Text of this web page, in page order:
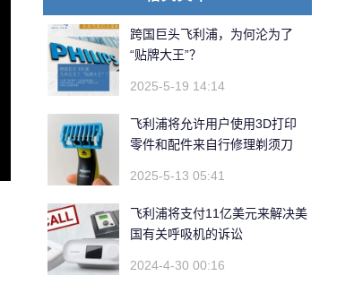
跨国巨头飞利浦，为何沦为了
“贴牌大王”？
2025-5-19 14:14
飞利浦将允许用户使用3D打印
零件和配件来自行修理剃须刀
2025-5-13 05:41
飞利浦将支付11亿美元来解决美
国有关呼吸机的诉讼
2024-4-30 00:16